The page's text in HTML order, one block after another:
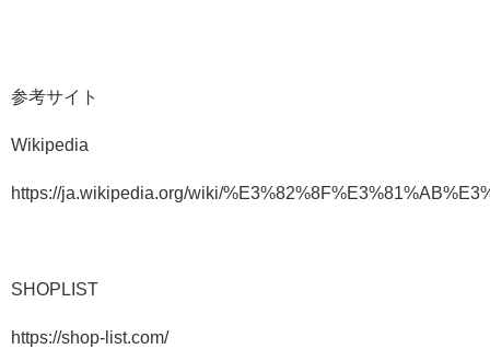
参考サイト
Wikipedia
https://ja.wikipedia.org/wiki/
SHOPLIST
https://shop-list.com/